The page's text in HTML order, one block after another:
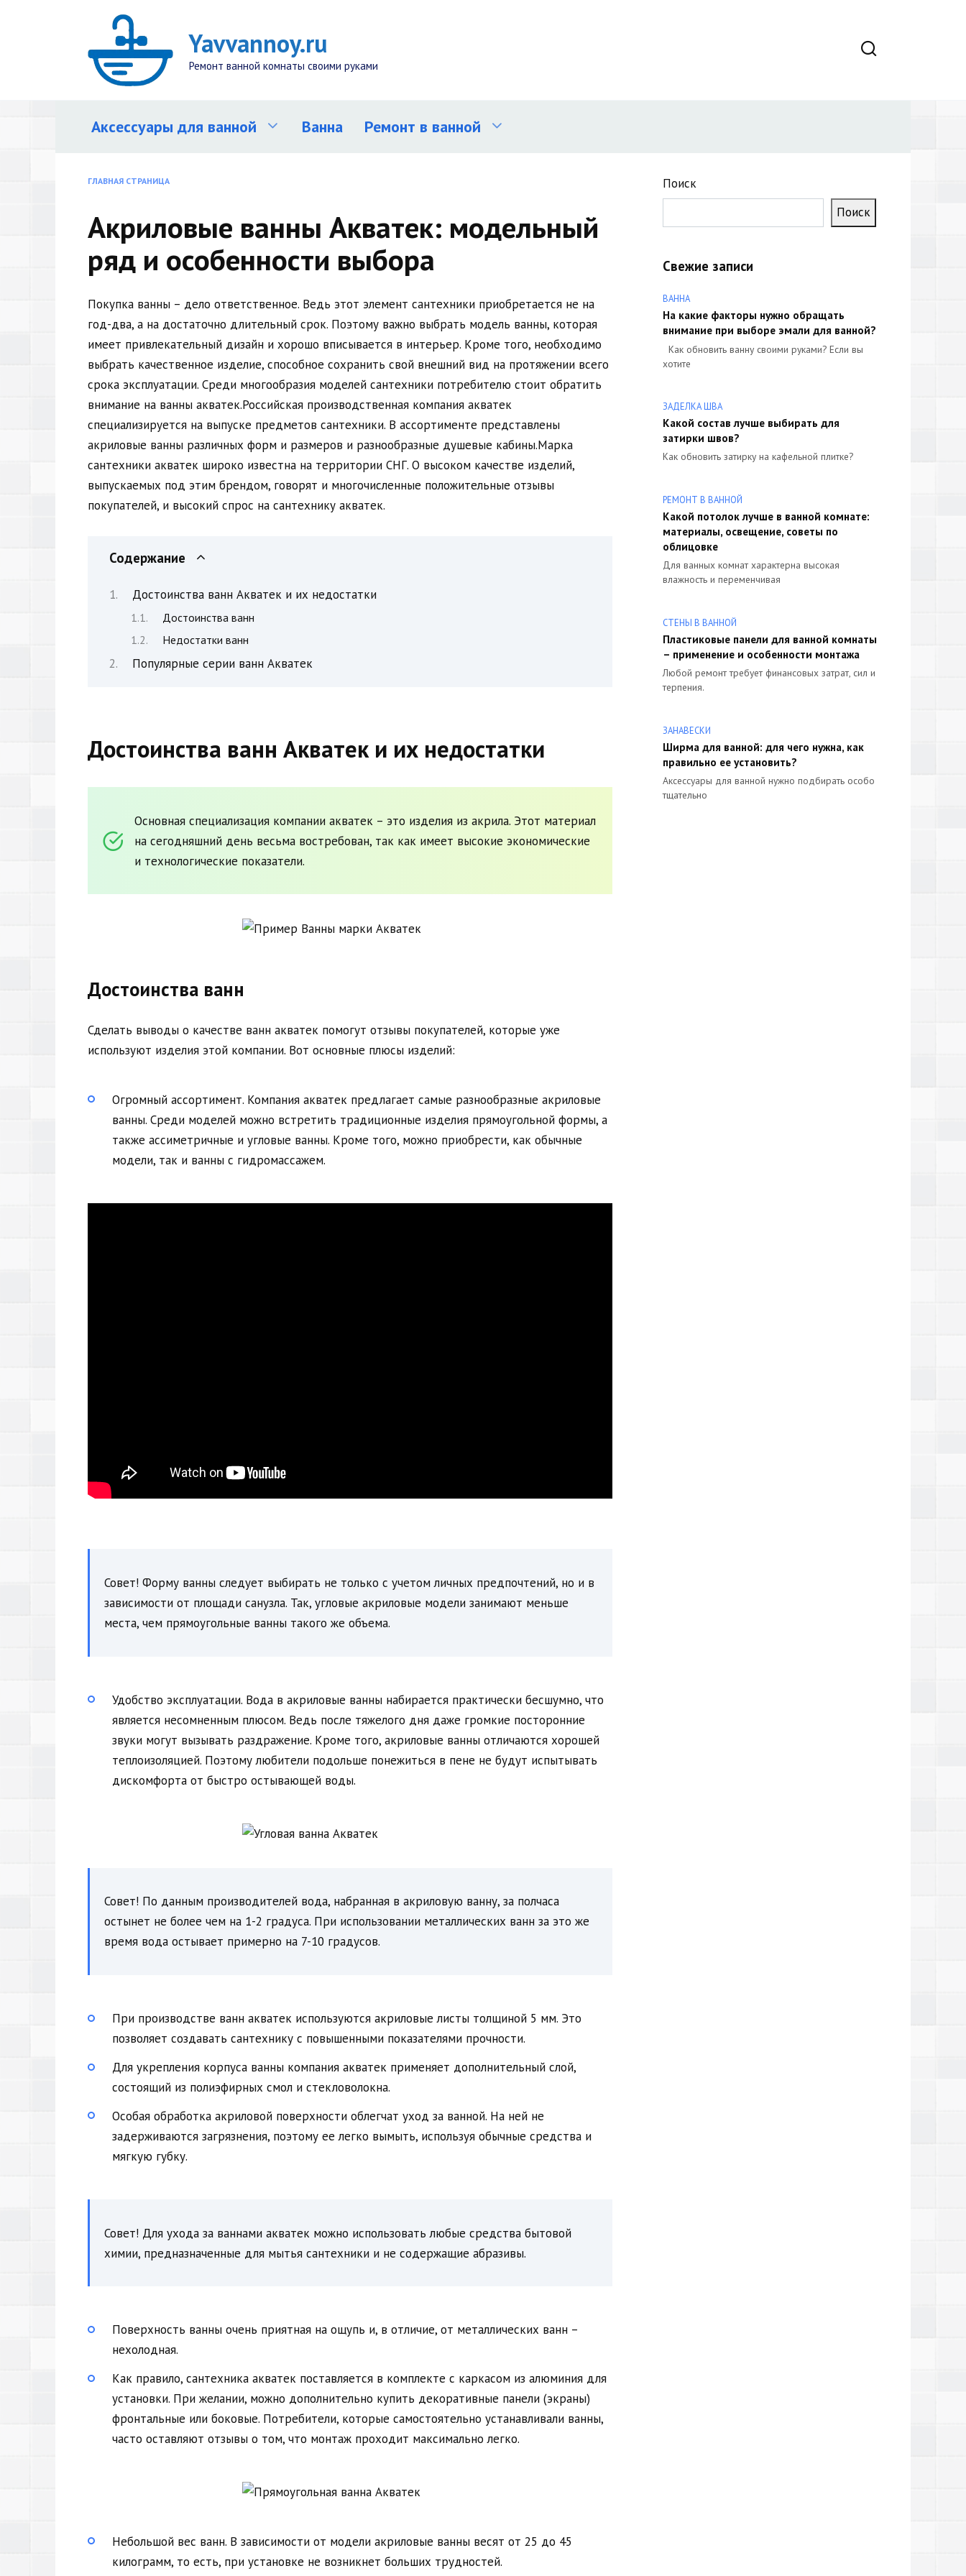
Yavvannoy.ru
Ремонт ванной комнаты своими руками
Аксессуары для ванной Ванна Ремонт в ванной
ГЛАВНАЯ СТРАНИЦА
Акриловые ванны Акватек: модельный
ряд и особенности выбора
Покупка ванны – дело ответственное. Ведь этот элемент сантехники приобретается не на
год-два, а на достаточно длительный срок. Поэтому важно выбрать модель ванны, которая
имеет привлекательный дизайн и хорошо вписывается в интерьер. Кроме того, необходимо
выбрать качественное изделие, способное сохранить свой внешний вид на протяжении всего
срока эксплуатации. Среди многообразия моделей сантехники потребителю стоит обратить
внимание на ванны акватек.Российская производственная компания акватек
специализируется на выпуске предметов сантехники. В ассортименте представлены
акриловые ванны различных форм и размеров и разнообразные душевые кабины.Марка
сантехники акватек широко известна на территории СНГ. О высоком качестве изделий,
выпускаемых под этим брендом, говорят и многочисленные положительные отзывы
покупателей, и высокий спрос на сантехнику акватек.
Содержание
Достоинства ванн Акватек и их недостатки
Достоинства ванн
Недостатки ванн
Популярные серии ванн Акватек
Достоинства ванн Акватек и их недостатки
Основная специализация компании акватек – это изделия из акрила. Этот материал
на сегодняшний день весьма востребован, так как имеет высокие экономические
и технологические показатели.
Достоинства ванн
Сделать выводы о качестве ванн акватек помогут отзывы покупателей, которые уже
используют изделия этой компании. Вот основные плюсы изделий:
Огромный ассортимент. Компания акватек предлагает самые разнообразные акриловые
ванны. Среди моделей можно встретить традиционные изделия прямоугольной формы, а
также ассиметричные и угловые ванны. Кроме того, можно приобрести, как обычные
модели, так и ванны с гидромассажем.
Совет! Форму ванны следует выбирать не только с учетом личных предпочтений, но и в
зависимости от площади санузла. Так, угловые акриловые модели занимают меньше
места, чем прямоугольные ванны такого же объема.
Удобство эксплуатации. Вода в акриловые ванны набирается практически бесшумно, что
является несомненным плюсом. Ведь после тяжелого дня даже громкие посторонние
звуки могут вызывать раздражение. Кроме того, акриловые ванны отличаются хорошей
теплоизоляцией. Поэтому любители подольше понежиться в пене не будут испытывать
дискомфорта от быстро остывающей воды.
Совет! По данным производителей вода, набранная в акриловую ванну, за полчаса
остынет не более чем на 1-2 градуса. При использовании металлических ванн за это же
время вода остывает примерно на 7-10 градусов.
При производстве ванн акватек используются акриловые листы толщиной 5 мм. Это
позволяет создавать сантехнику с повышенными показателями прочности.
Для укрепления корпуса ванны компания акватек применяет дополнительный слой,
состоящий из полиэфирных смол и стекловолокна.
Особая обработка акриловой поверхности облегчат уход за ванной. На ней не
задерживаются загрязнения, поэтому ее легко вымыть, используя обычные средства и
мягкую губку.
Совет! Для ухода за ваннами акватек можно использовать любые средства бытовой
химии, предназначенные для мытья сантехники и не содержащие абразивы.
Поверхность ванны очень приятная на ощупь и, в отличие, от металлических ванн –
нехолодная.
Как правило, сантехника акватек поставляется в комплекте с каркасом из алюминия для
установки. При желании, можно дополнительно купить декоративные панели (экраны)
фронтальные или боковые. Потребители, которые самостоятельно устанавливали ванны,
часто оставляют отзывы о том, что монтаж проходит максимально легко.
Небольшой вес ванн. В зависимости от модели акриловые ванны весят от 25 до 45
килограмм, то есть, при установке не возникнет больших трудностей.
Поиск
Поиск
Свежие записи
ВАННА
На какие факторы нужно обращать
внимание при выборе эмали для ванной?
Как обновить ванну своими руками? Если вы
хотите
ЗАДЕЛКА ШВА
Какой состав лучше выбирать для
затирки швов?
Как обновить затирку на кафельной плитке?
РЕМОНТ В ВАННОЙ
Какой потолок лучше в ванной комнате:
материалы, освещение, советы по
облицовке
Для ванных комнат характерна высокая
влажность и переменчивая
СТЕНЫ В ВАННОЙ
Пластиковые панели для ванной комнаты
– применение и особенности монтажа
Любой ремонт требует финансовых затрат, сил и
терпения.
ЗАНАВЕСКИ
Ширма для ванной: для чего нужна, как
правильно ее установить?
Аксессуары для ванной нужно подбирать особо
тщательно